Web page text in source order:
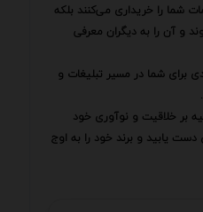
شما را خریداری می‌کنند بلکه
و آن را به دیگران معرفی
برای شما در مسیر تبلیغات و
بر خلاقیت و نوآوری خود
یابید و برند خود را به اوج